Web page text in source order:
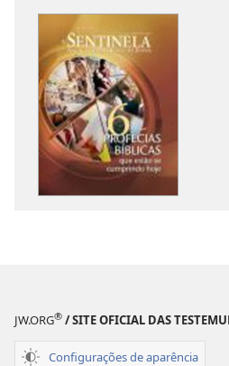
JW.ORG® / SITE OFICIAL DAS
Configurações de aparência